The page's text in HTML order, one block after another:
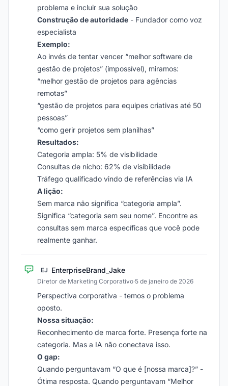
problema e incluir sua solução
Construção de autoridade - Fundador como voz
especialista
Exemplo:
Ao invés de tentar vencer “melhor software de
gestão de projetos” (impossível), miramos:
“melhor gestão de projetos para agências
remotas”
“gestão de projetos para equipes criativas até 50
pessoas”
“como gerir projetos sem planilhas”
Resultados:
Categoria ampla: 5% de visibilidade
Consultas de nicho: 62% de visibilidade
Tráfego qualificado vindo de referências via IA
A lição:
Sem marca não significa “categoria ampla”.
Significa “categoria sem seu nome”. Encontre as
consultas sem marca específicas que você pode
realmente ganhar.
EJ EnterpriseBrand_Jake
Diretor de Marketing Corporativo·5 de janeiro de 2026
Perspectiva corporativa - temos o problema
oposto.
Nossa situação:
Reconhecimento de marca forte. Presença forte na
categoria. Mas a IA não conectava isso.
O gap:
Quando perguntavam “O que é [nossa marca]?” -
Ótima resposta. Quando perguntavam “Melhor